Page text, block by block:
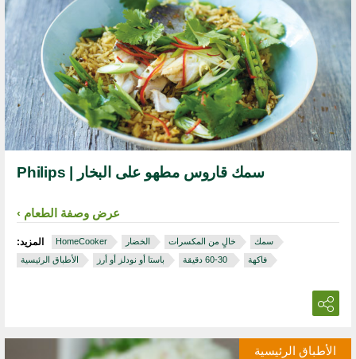
سمك قاروس مطهو على البخار | Philips
عرض وصفة الطعام
المزيد: HomeCooker الخضار خالٍ من المكسرات
سمك
الأطباق الرئيسية
باستا أو نودلز أو أرز ‏ 30‏-60 دقيقة فاكهة
الأطباق الرئيسية